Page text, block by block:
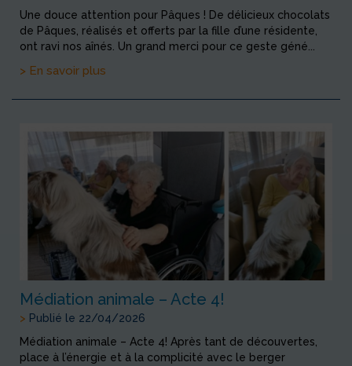
Une douce attention pour Pâques ! De délicieux chocolats
de Pâques, réalisés et offerts par la fille d’une résidente,
ont ravi nos aînés. Un grand merci pour ce geste géné...
> En savoir plus
Médiation animale – Acte 4!
> Publié le 22/04/2026
Médiation animale – Acte 4! Après tant de découvertes,
place à l’énergie et à la complicité avec le berger